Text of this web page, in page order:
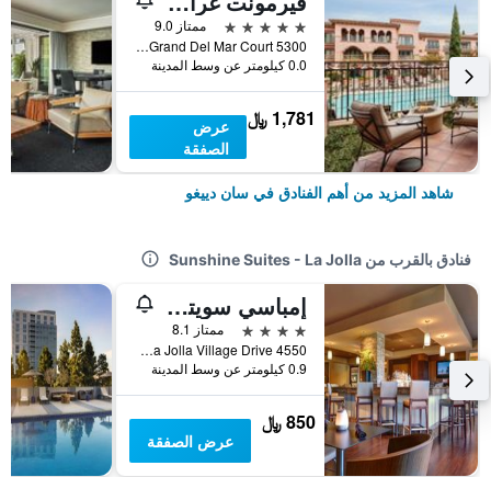
5 نجوم
ممتاز 9.0
5300 Grand Del Mar Court, سان دييغو, CA, الولايات المتحدة الأميريكية
0.0 كيلومتر عن وسط المدينة
1,781 ﷼
عرض
الصفقة
شاهد المزيد من أهم الفنادق في سان دييغو
فنادق بالقرب من Sunshine Suites - La Jolla
إمباسي سويتس باي هيلتون سان دييجو لا جولا
4 نجوم
ممتاز 8.1
4550 La Jolla Village Drive, سان دييغو, CA, الولايات المتحدة الأميريكية
0.9 كيلومتر عن وسط المدينة
850 ﷼
عرض الصفقة